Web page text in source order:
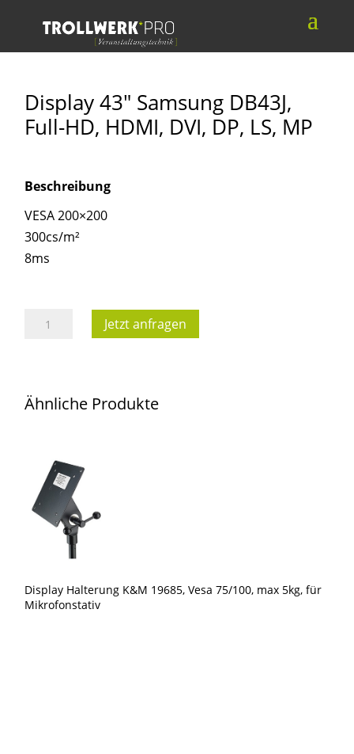
Display 43″ Samsung DB43J,
Full-HD, HDMI, DVI, DP, LS, MP
Beschreibung
VESA 200×200
300cs/m²
8ms
Display
Full-
DP,
LS,
Jetzt anfragen
Ähnliche Produkte
Display Halterung K&M 19685, Vesa 75/100, max 5kg, für
Mikrofonstativ